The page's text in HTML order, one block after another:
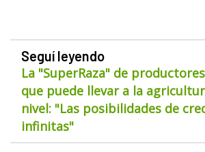
Seguí leyendo
La "SuperRaza" de
que puede llevar a la
nivel: "Las posibilidades de
infinitas"